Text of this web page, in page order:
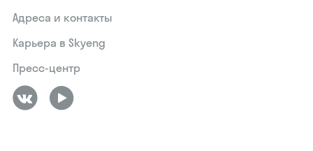
Адреса и контакты
Карьера в Skyeng
Пресс-центр